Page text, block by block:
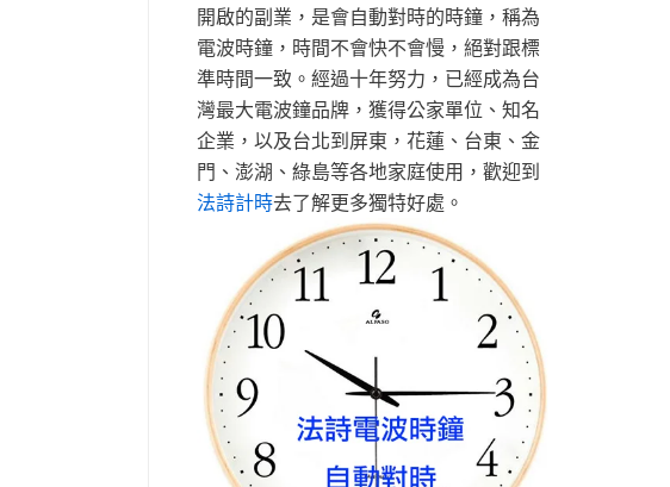
開啟的副業，是會自動對時的時鐘，稱為
電波時鐘，時間不會快不會慢，絕對跟標
準時間一致。經過十年努力，已經成為台
灣最大電波鐘品牌，獲得公家單位、知名
企業，以及台北到屏東，花蓮、台東、金
門、澎湖、綠島等各地家庭使用，歡迎到
法詩計時去了解更多獨特好處。